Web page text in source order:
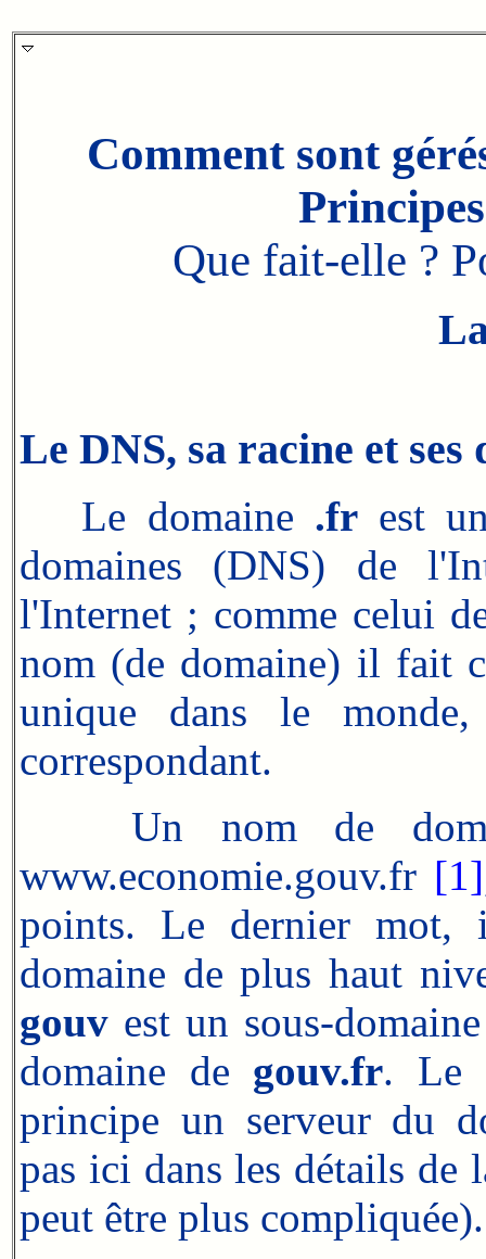
Comment sont
Que fait-elle ?
Le DNS, sa racine et
Le domaine .frest
domaines (DNS) de
l'Internet ; comme celui
nom (de domaine) il fait
unique dans le
correspondant.
Un nom de
www.economie.gouv.fr [1]
points. Le dernier mot,
domaine de plus haut
gouv est un sous-
domaine de gouv.fr. Le
principe un serveur du
pas ici dans les détails de
peut être plus compliquée).